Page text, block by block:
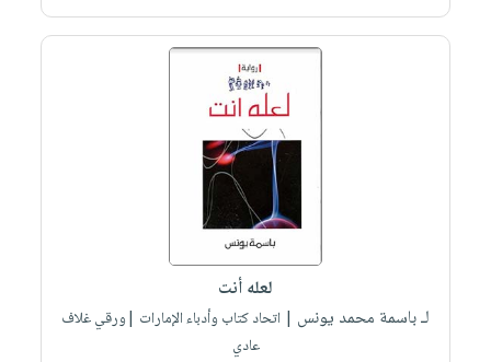
لعله أنت
لـ باسمة محمد يونس | اتحاد كتاب وأدباء الإمارات |ورقي غلاف
عادي